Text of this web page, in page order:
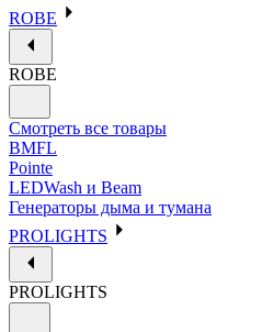
ROBE
ROBE
Смотреть все товары
BMFL
Pointe
LEDWash и Beam
Генераторы дыма и тумана
PROLIGHTS
PROLIGHTS